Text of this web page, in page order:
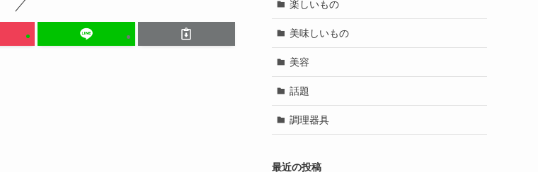
楽しいもの
美味しいもの
美容
話題
調理器具
最近の投稿